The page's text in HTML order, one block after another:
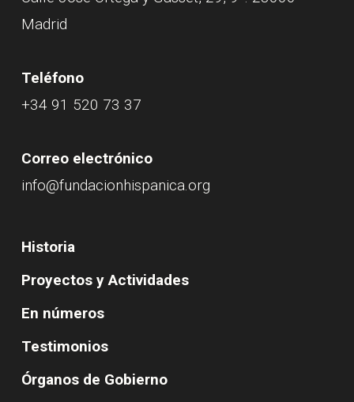
Madrid
Teléfono
+34 91 520 73 37
Correo electrónico
info@fundacionhispanica.org
Historia
Proyectos y Actividades
En números
Testimonios
Órganos de Gobierno